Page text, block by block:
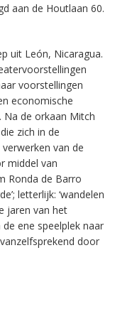
aan de Houtlaan 60.
uit León, Nicaragua.
voorstellingen
economische
Na de orkaan Mitch
zich in de
van de
middel van
Ronda de Barro
letterlijk: ‘wandelen
jaren van het
ene speelplek naar
door